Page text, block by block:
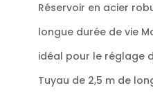
Réservoir en acier
longue durée de vie
idéal pour le réglage
Tuyau de 2,5 m de